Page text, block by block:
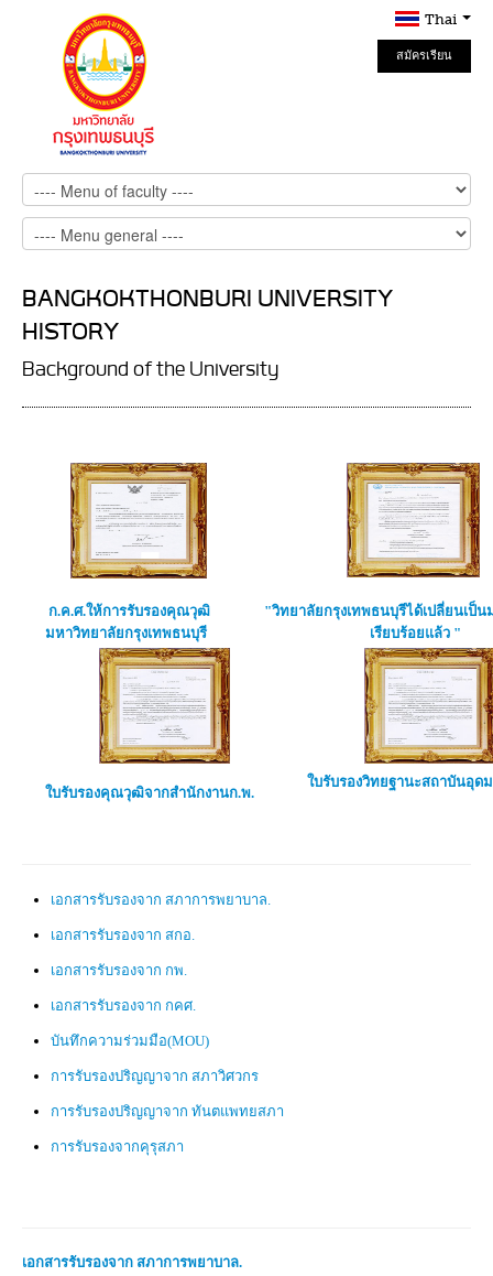
Thai
สมัครเรียน
Online
BANGKOKTHONBURI UNIVERSITY
HISTORY
Background of the University
ก.ค.ศ.ให้การรับรองคุณวุฒิ
มหาวิทยาลัยกรุงเทพธนบุรี
"วิทยาลัยกรุงเทพธนบุรีได้เปลี่ยนเป็
เรียบร้อยแล้ว "
ใบรับรองคุณวุฒิจากสำนักงานก.พ.
ใบรับรองวิทยฐานะสถาบันอุด
เอกสารรับรองจาก สภาการพยาบาล.
เอกสารรับรองจาก สกอ.
เอกสารรับรองจาก กพ.
เอกสารรับรองจาก กคศ.
บันทึกความร่วมมือ(MOU)
การรับรองปริญญาจาก สภาวิศวกร
การรับรองปริญญาจาก ทันตแพทยสภา
การรับรองจากคุรุสภา
เอกสารรับรองจาก สภาการพยาบาล.